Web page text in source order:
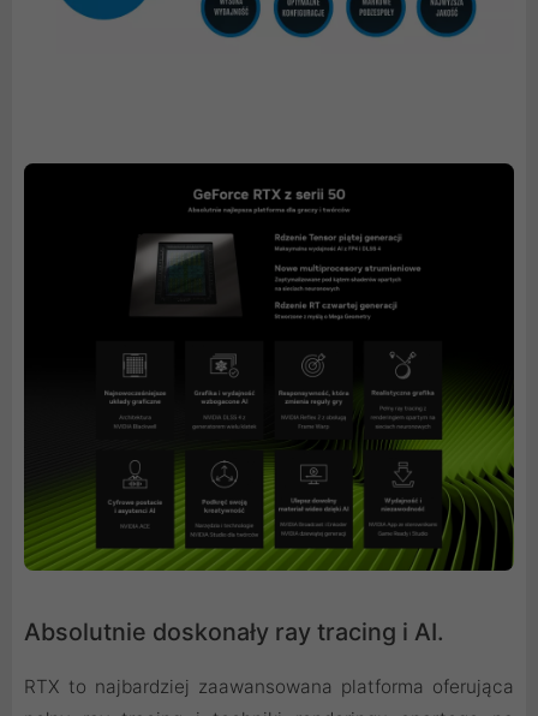
Absolutnie doskonały ray tracing i AI.
RTX to najbardziej zaawansowana platforma oferująca